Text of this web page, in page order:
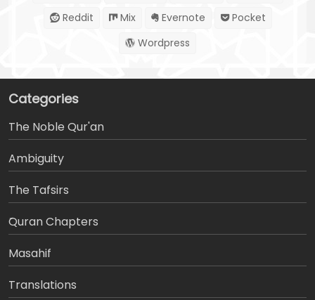
Reddit
Mix Evernote
Pocket
Wordpress
Categories
The Noble Qur'an
Ambiguity
The Tafsirs
َQuran Chapters
Masahif
Translations